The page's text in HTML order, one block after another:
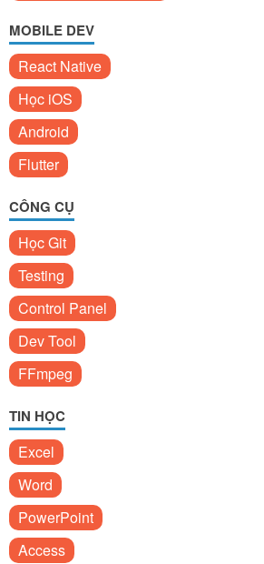
MOBILE DEV
React Native
Học iOS
Android
Flutter
CÔNG CỤ
Học Git
Testing
Control Panel
Dev Tool
FFmpeg
TIN HỌC
Excel
Word
PowerPoint
Access